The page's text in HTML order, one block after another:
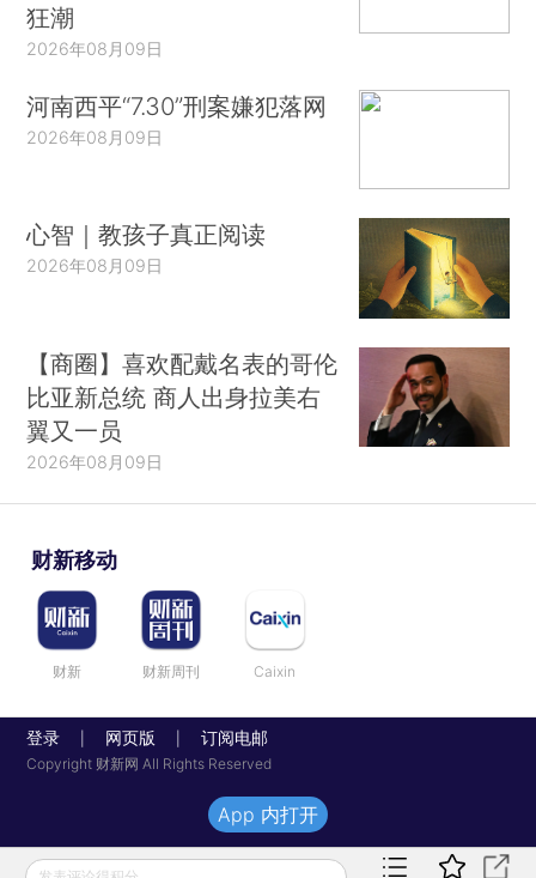
狂潮
2026年08月09日
河南西平“7.30”刑案嫌犯落网
2026年08月09日
心智｜教孩子真正阅读
2026年08月09日
【商圈】喜欢配戴名表的哥伦
比亚新总统 商人出身拉美右
翼又一员
2026年08月09日
财新移动
财新 财新周刊 Caixin
登录 网页版 订阅电邮
Copyright 财新网 All Rights Reserved
App 内打开